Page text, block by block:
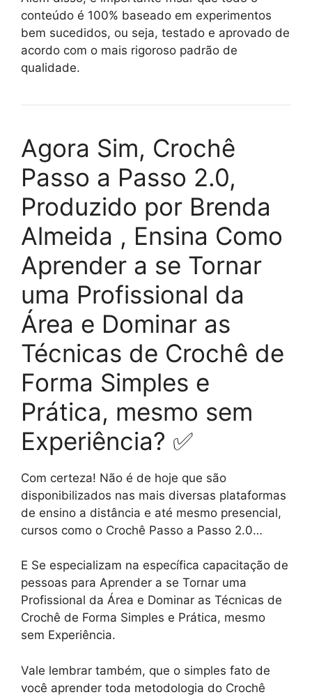
conteúdo é 100% baseado em experimentos
bem sucedidos, ou seja, testado e aprovado de
acordo com o mais rigoroso padrão de
qualidade.
Agora Sim, Crochê
Passo a Passo 2.0,
Produzido por Brenda
Almeida , Ensina Como
Aprender a se Tornar
uma Profissional da
Área e Dominar as
Técnicas de Crochê de
Forma Simples e
Prática, mesmo sem
Experiência? ✅
Com certeza! Não é de hoje que são
disponibilizados nas mais diversas plataformas
de ensino a distância e até mesmo presencial,
cursos como o Crochê Passo a Passo 2.0…
E Se especializam na específica capacitação de
pessoas para Aprender a se Tornar uma
Profissional da Área e Dominar as Técnicas de
Crochê de Forma Simples e Prática, mesmo
sem Experiência.
Vale lembrar também, que o simples fato de
você aprender toda metodologia do Crochê